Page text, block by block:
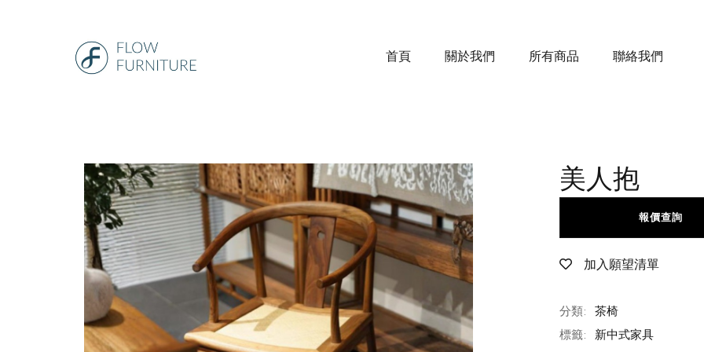
首頁 關於我們 所有商品 聯絡我們
美人抱
加入願望清單
報價查詢
分類: 茶椅
標籤: 新中式家具